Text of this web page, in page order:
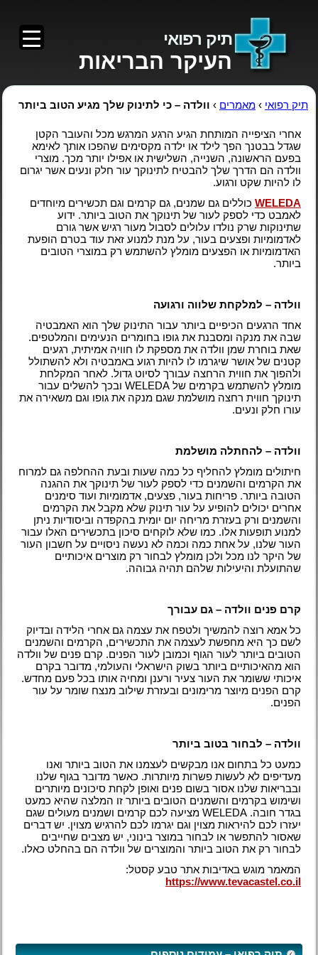
תיק רפואי
העיקר הבריאות
תיק רפואי › מאמרים › וולדה – כי לתינוק שלך מגיע הטוב ביותר
אחרי הציפייה המותחת הגיע הרגע המרגש מכל והעובר הקטן
שגדל בבטנך הפך לילד או ילדה מקסימים שהפכו אותך לאימא
בפעם הראשונה, השנייה, השלישית או אפילו יותר מכך. מוצרי
וולדה הם הדרך שלך להבטיח לתינוקך עור חלק ונעים אשר יגרום
לו להיות שקט ורגוע.
WELEDA כוללים גם שמנים, גם קרמים וגם תכשירים מיוחדים
לאמבט כדי לספק לעור של תינוקך את הטוב ביותר. ידוע
שתינוקות שרק נולדו עלולים לסבול מעור רגיש אשר גורם
לאדמומיות ופצעים בעור, על מנת למנוע זאת עוד בטרם הופעת
האדמומיות או הפצעים מומלץ להשתמש רק במוצרי הטובים
ביותר.
וולדה – למלקחת שלווה ורגועה
אחד הרגעים הכיפיים ביותר עבור התינוק שלך הוא האמבטיה
שבה את מנקה ומסבנת את גופו בחומרים הנעימים והמלטפים.
שאת בוחרת שמן וולדה את מספקת לו חוויה אמיתית, רגעים
קטנים של אושר שיגרמו לו להיות רגוע באמבטיה ולא להשתולל
ולהפוך את חווית הרחצה עבורך לסיוט גדול. לאחר המקלחת
מומלץ להשתמש בקרמים של WELEDA ובכך להשלים עבור
תינוקך חווית רחצה מושלמת שגם מנקה את גופו וגם משאירה את
עורו חלק ונעים.
וולדה – להחתלה מושלמת
חיתולים מומלץ להחליף כל כמה שעות ובעת ההחלפה גם למרוח
את הקרמים והשמנים כדי לספק לעור של תינוקך את ההגנה
הטובה ביותר. פריחות בעור, פצעים, אדמומיות ועוד סימנים
אחרים יכולים להופיע על עור תינוק שלא מקבל את הקרמים
והשמנים ורק בעזרת מריחה יום יומית בהקפדה וביסודיות ניתן
למנוע תופעות אלו. כמו שלא לוקחים סיכון בתכשירים האלו עבור
העור שלנו, על אחת כמה וכמה לא נעשה ניסויים על חשבון העור
של היקר לנו מכל ולכן מומלץ לבחור רק מוצרים איכותיים
שהתועלת והיעילות שלהם תהיה גבוהה.
קרם פנים וולדה – גם עבורך
כל אמא רוצה להמשיך ולטפח את עצמה גם אחרי הלידה ובדיוק
לשם כך היא מחפשת לעצמה את התכשירים, הקרמים והשמנים
הטובים ביותר לעור הגוף וכמובן לעור הפנים. קרם פנים של וולדה
הוא מהאיכותיים ביותר בשוק הישראלי והעולמי, מדובר בקרם
איכותי ששומר את העור צעיר ורענן ומחיה אותו בכל פעם מחדש.
קרם הפנים מיוצר מרימונים ובעזרת שילוב מנצח שומר על עור
הפנים.
וולדה – לבחור בטוב ביותר
כמעט כל בתחום אנו מבקשים לעצמנו את הטוב ביותר ואנו
מעדיפים לא לעשות פשרות מיותרות. כאשר מדובר בגוף שלנו
ובבריאות שלנו אסור בשום פנים ואופן לקחת סיכונים מיותרים
ושימוש בקרמים והשמנים הטובים ביותר זו המלצה שהיא כמעט
בגדר חובה. WELEDA מציעה לכם קרמים ושמנים מעולים שגם
יעזרו לכם להיראות מצוין וגם יגרמו לכם להרגיש מצוין. יש דברים
שאסור להתפשר או לבחור במוצר בינוני, יש מצבים שחייבים
לבחור רק את הטוב ביותר והמוצרים של וולדה הם בהחלט כאלו.
המאמר מוגש באדיבות אתר טבע קסטל:
https://www.tevacastel.co.il